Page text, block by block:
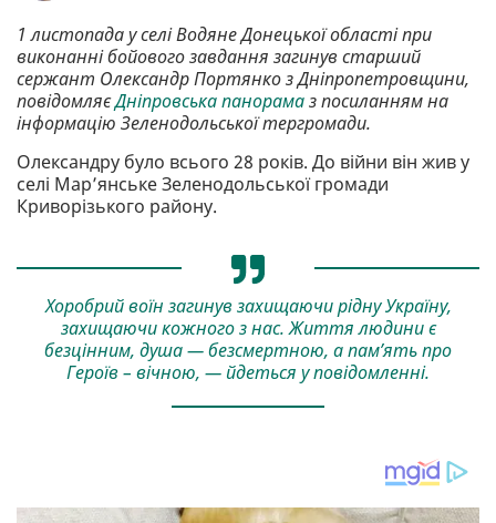
1 листопада у селі Водяне Донецької області при
виконанні бойового завдання загинув старший
сержант Олександр Портянко з Дніпропетровщини,
повідомляєДніпровська панорамаз посиланням на
інформацію Зеленодольської тергромади.
Олександру було всього 28 років. До війни він жив у
селі Мар’янське Зеленодольської громади
Криворізького району.
Хоробрий воїн загинув захищаючи рідну Україну,
захищаючи кожного з нас. Життя людини є
безцінним, душа — безсмертною, а пам’ять про
Героїв – вічною, — йдеться у повідомленні.